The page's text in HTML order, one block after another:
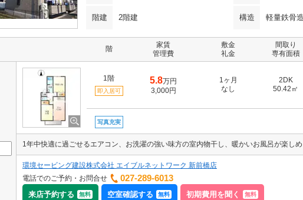
階建 2階建 構造 軽量鉄骨造
階
家賃
管理費
敷金
礼金
間取り
専有面積
1階
即入居可
5.8万円
3,000円
1ヶ月
なし
2DK
50.42㎡
写真充実
環境セービング建設株式会社 エイブルネットワーク 新前橋店
電話でのご予約・お問合せ
027-289-6013
来店予約する 無料 空室確認する 無料 初期費用を聞く 無料